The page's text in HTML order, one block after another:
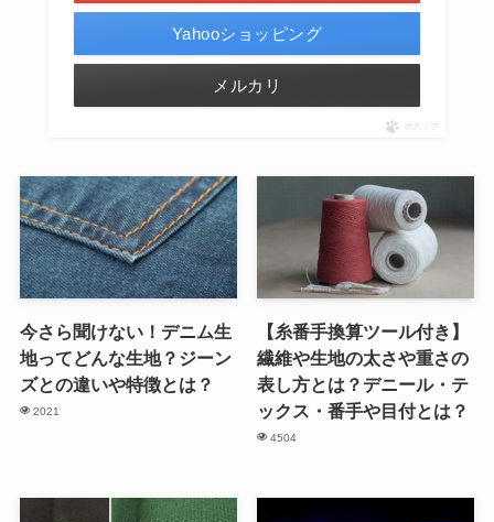
Yahooショッピング
メルカリ
ポチップ
今さら聞けない！デニム生
地ってどんな生地？ジーン
ズとの違いや特徴とは？
2021
【糸番手換算ツール付き】
繊維や生地の太さや重さの
表し方とは？デニール・テ
ックス・番手や目付とは？
4504